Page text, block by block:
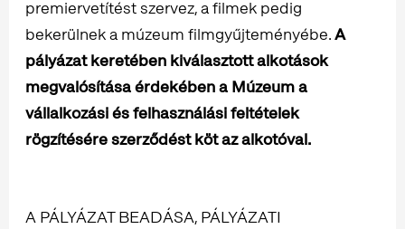
premiervetítést szervez, a filmek pedig
bekerülnek a múzeum filmgyűjteményébe.A
pályázat keretében kiválasztott alkotások
megvalósítása érdekében a Múzeum a
vállalkozási és felhasználási feltételek
rögzítésére szerződést köt az alkotóval.
A PÁLYÁZAT BEADÁSA, PÁLYÁZATI